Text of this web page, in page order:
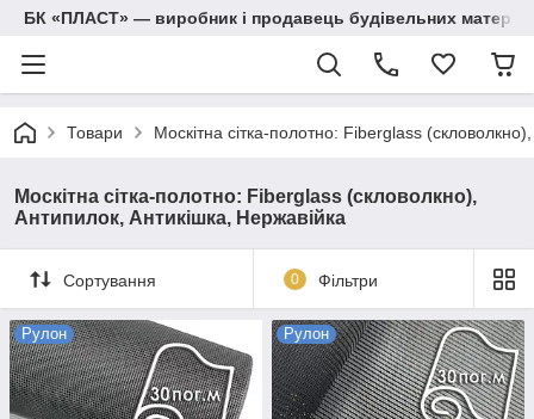
БК «ПЛАСТ» — виробник і продавець будівельних
Товари Москітна сітка-полотно: Fiberglass
Москітна сітка-полотно: Fiberglass (скловолкно),
Антипилок, Антикішка, Нержавійка
Сортування 0 Фільтри
Рулон Рулон